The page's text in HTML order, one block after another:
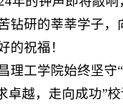
钻研的莘莘学子
的祝福！
理工学院始终坚
卓越，走向成功”